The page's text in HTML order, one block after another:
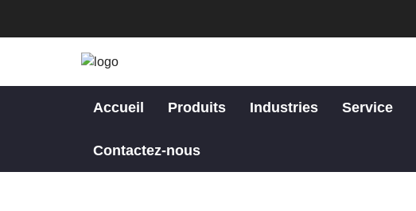
Accueil Produits Industries Service
Contactez-nous